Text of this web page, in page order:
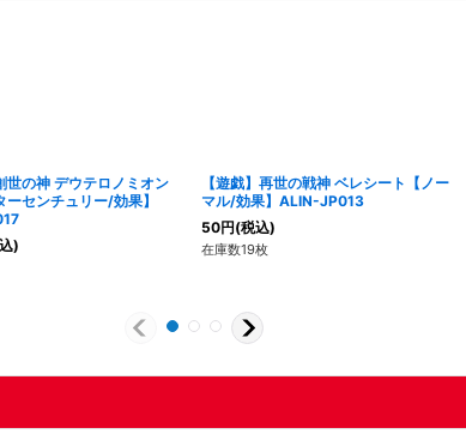
世の神 デウテロノミオン
ーセンチュリー/効果】
)
【遊戯】再世の戦神 ベレシート【ノー
マル/効果】ALIN-JP013
50円(税込)
在庫数19枚